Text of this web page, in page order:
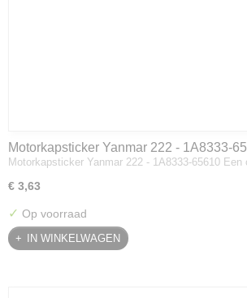
Motorkapsticker Yanmar 222 - 1A8333-
Motorkapsticker Yanmar 222 - 1A8333-65610
€ 3,63
✓ Op voorraad
IN WINKELWAGEN